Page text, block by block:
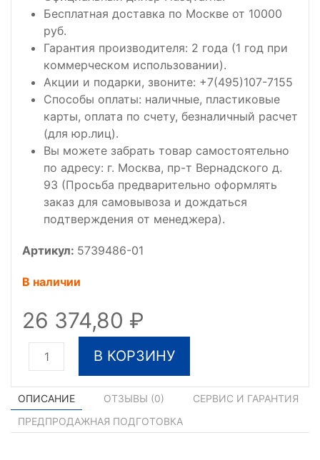
Бесплатная доставка по Москве от 10000
руб.
Гарантия производителя: 2 года (1 год при
коммерческом использовании).
Акции и подарки, звоните: +7(495)107-7155
Способы оплаты: наличные, пластиковые
карты, оплата по счету, безналичный расчет
(для юр.лиц).
Вы можете забрать товар самостоятельно
по адресу: г. Москва, пр-т Вернадского д.
93 (Просьба предварительно оформлять
заказ для самовывоза и дождаться
подтверждения от менеджера).
Артикул: 5739486-01
В наличии
26 374,80
В КОРЗИНУ
ОПИСАНИЕ ОТЗЫВЫ (0)
СЕРВИС И ГАРАНТИЯ
ПРЕДПРОДАЖНАЯ ПОДГОТОВКА